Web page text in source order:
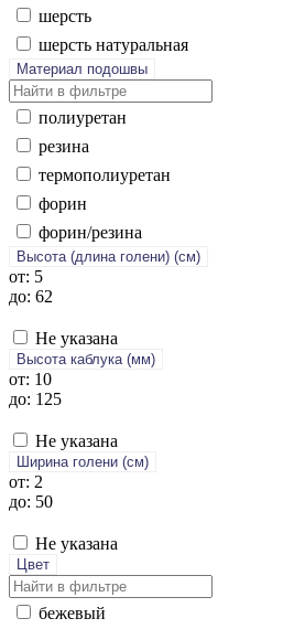
шерсть
шерсть на­тураль­ная
Материал подошвы
по­ли­уре­тан
ре­зина
тер­мо­поли­уре­тан
фо­рин
фо­рин/ре­зина
Высота (длина голени) (cм)
от: 5
до: 62
Не указана
Высота каблука (мм)
от: 10
до: 125
Не указана
Ширина голени (см)
от: 2
до: 50
Не указана
Цвет
бе­жевый